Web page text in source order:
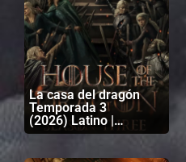
La casa del dragón
Temporada 3
(2026) Latino |
Ingles